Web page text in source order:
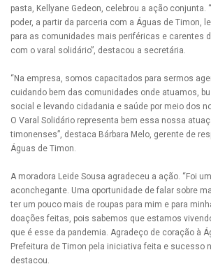
pasta, Kellyane Gedeon, celebrou a ação conjunta.
poder, a partir da parceria com a Águas de Timon,
para as comunidades mais periféricas e carentes
com o varal solidário”, destacou a secretária.
“Na empresa, somos capacitados para sermos
cuidando bem das comunidades onde atuamos,
social e levando cidadania e saúde por meio dos
O Varal Solidário representa bem essa nossa
timonenses”, destaca Bárbara Melo, gerente de
Águas de Timon.
A moradora Leide Sousa agradeceu a ação. “Foi
aconchegante. Uma oportunidade de falar sobre
ter um pouco mais de roupas para mim e para
doações feitas, pois sabemos que estamos
que é esse da pandemia. Agradeço de coração à
Prefeitura de Timon pela iniciativa feita e sucesso
destacou.